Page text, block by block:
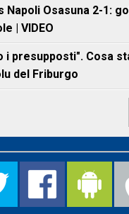
Napoli Osasuna 2-1:
| VIDEO
i presupposti". Cosa
del Friburgo